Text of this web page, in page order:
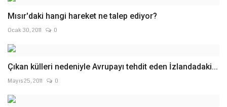
Mısır'daki hangi hareket ne talep ediyor?
Ocak 30, 2011 0
Çıkan külleri nedeniyle Avrupayı tehdit eden İzlandadaki...
Mayıs 25, 2011 0